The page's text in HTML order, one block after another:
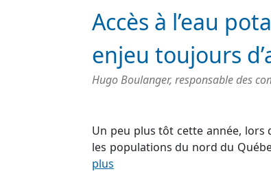
Accès à l’eau
enjeu toujours
Hugo Boulanger, responsable des
Un peu plus tôt cette année, lors
les populations du nord du
plus